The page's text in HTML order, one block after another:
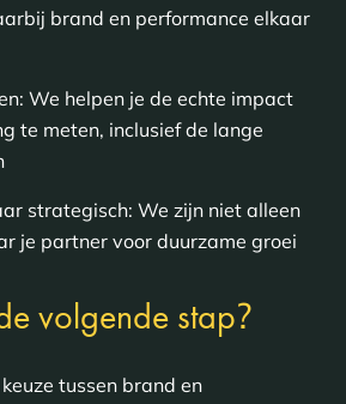
brand en performance elkaar
We helpen je de echte impact
te meten, inclusief de lange
strategisch: We zijn niet alleen
je partner voor duurzame groei
volgende stap?
tussen brand en